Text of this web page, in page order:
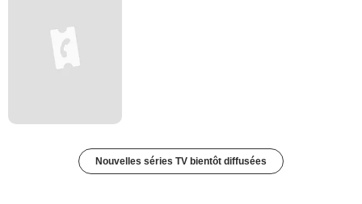
Nouvelles séries TV bientôt diffusées